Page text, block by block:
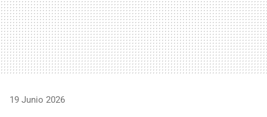
19 Junio 2026